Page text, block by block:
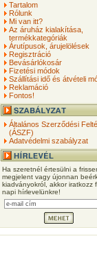
Tartalom
Rólunk
Mi van itt?
Az áruház kialakítása,
termékkategóriák
Árutípusok, árujelölések
Regisztráció
Bevásárlókosár
Fizetési módok
Szállítási idő és átvételi
Reklamáció
Fontos!
Általános Szerződési
(ÁSZF)
Adatvédelmi szabályzat
Ha szeretnél értesülni a
megjelent vagy újonnan
kiadványokról, akkor iratkozz
napi hírlevelünkre!